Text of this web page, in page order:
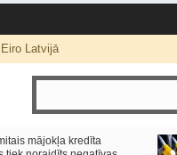
Eiro Latvijā
mājokļa kredīta